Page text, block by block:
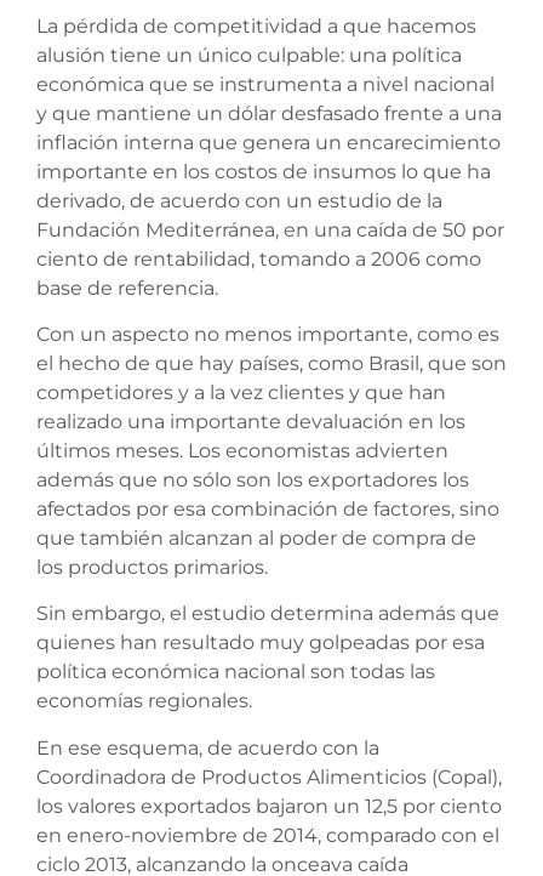
La pérdida de competitividad a que hacemos
alusión tiene un único culpable: una política
económica que se instrumenta a nivel nacional
y que mantiene un dólar desfasado frente a una
inflación interna que genera un encarecimiento
importante en los costos de insumos lo que ha
derivado, de acuerdo con un estudio de la
Fundación Mediterránea, en una caída de 50 por
ciento de rentabilidad, tomando a 2006 como
base de referencia.
Con un aspecto no menos importante, como es
el hecho de que hay países, como Brasil, que son
competidores y a la vez clientes y que han
realizado una importante devaluación en los
últimos meses. Los economistas advierten
además que no sólo son los exportadores los
afectados por esa combinación de factores, sino
que también alcanzan al poder de compra de
los productos primarios.
Sin embargo, el estudio determina además que
quienes han resultado muy golpeadas por esa
política económica nacional son todas las
economías regionales.
En ese esquema, de acuerdo con la
Coordinadora de Productos Alimenticios (Copal),
los valores exportados bajaron un 12,5 por ciento
en enero-noviembre de 2014, comparado con el
ciclo 2013, alcanzando la onceava caída